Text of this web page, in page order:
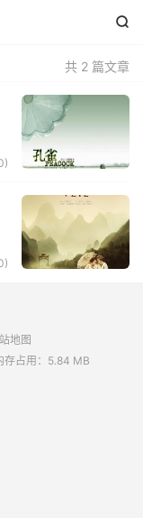

共 2 篇文章
)
)
地图
存占用：5.84 MB